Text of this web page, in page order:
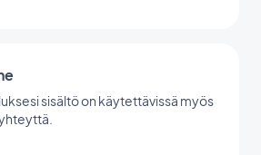
sisältö on käytettävissä myös